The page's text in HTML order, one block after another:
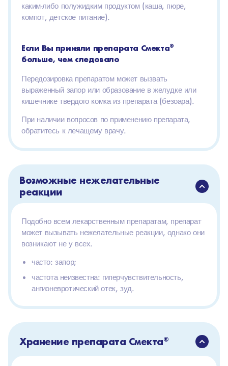
каким-либо полужидким продуктом (каша, пюре,
компот, детское питание).
Если Вы приняли препарата Смекта®
больше, чем следовало
Передозировка препаратом может вызвать
выраженный запор или образование в желудке или
кишечнике твердого комка из препарата (безоара).
При наличии вопросов по применению препарата,
обратитесь к лечащему врачу.
Возможные нежелательные
реакции
Подобно всем лекарственным препаратам, препарат
может вызывать нежелательные реакции, однако они
возникают не у всех.
часто: запор;
частота неизвестна: гиперчувствительность,
ангионевротический отек, зуд.
Хранение препарата Смекта®